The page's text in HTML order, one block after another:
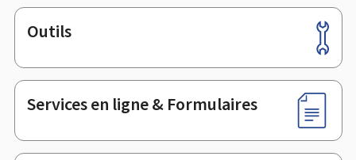
Pied
de
page
Outils
Services en ligne & Formulaires